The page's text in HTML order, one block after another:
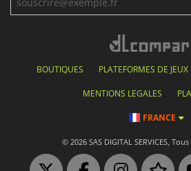
BOUTIQUES PLATEFORMES DE JEUX
MENTIONS LEGALES
FRANCE
© 2026 SAS DIGITAL SERVICES,